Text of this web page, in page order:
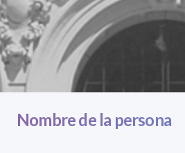
Nombre de la persona